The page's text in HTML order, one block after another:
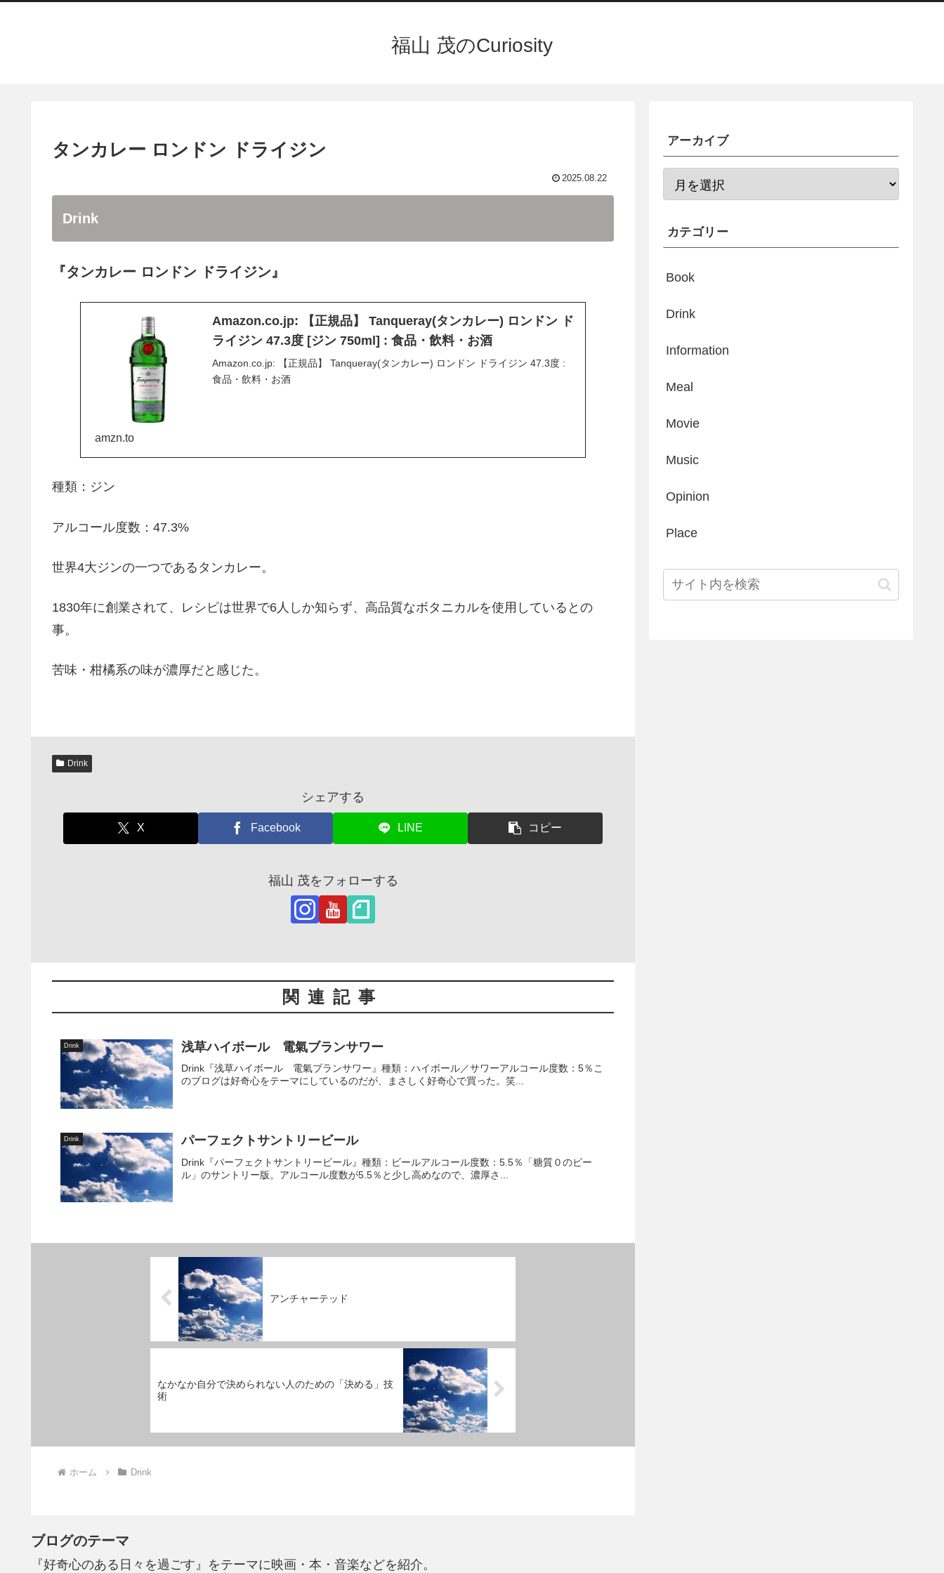
福山 茂のCuriosity
タンカレー ロンドン ドライジン
2025.08.22
Drink
『タンカレー ロンドン ドライジン』
Amazon.co.jp: 【正規品】 Tanqueray(タンカレー) ロンドン ド
ライジン 47.3度 [ジン 750ml] : 食品・飲料・お酒
Amazon.co.jp: 【正規品】 Tanqueray(タンカレー) ロンドン ドライジン 47.3度 :
食品・飲料・お酒
amzn.to
種類：ジン
アルコール度数：47.3%
世界4大ジンの一つであるタンカレー。
1830年に創業されて、レシピは世界で6人しか知らず、高品質なボタニカルを使用しているとの
事。
苦味・柑橘系の味が濃厚だと感じた。
Drink
シェアする
X Facebook LINE コピー
福山 茂をフォローする
関連記事
Drink 浅草ハイボール 電氣ブランサワー
Drink『浅草ハイボール 電氣ブランサワー』種類：ハイボール／サワーアルコール度数：5％こ
のブログは好奇心をテーマにしているのだが、まさしく好奇心で買った。笑...
Drink パーフェクトサントリービール
Drink『パーフェクトサントリービール』種類：ビールアルコール度数：5.5％「糖質０のビー
ル」のサントリー版。アルコール度数が5.5％と少し高めなので、濃厚さ...
アンチャーテッド
なかなか自分で決められない人のための「決める」技
術
ホーム Drink
アーカイブ
カテゴリー
Book
Drink
Information
Meal
Movie
Music
Opinion
Place
ブログのテーマ
『好奇心のある日々を過ごす』をテーマに映画・本・音楽などを紹介。